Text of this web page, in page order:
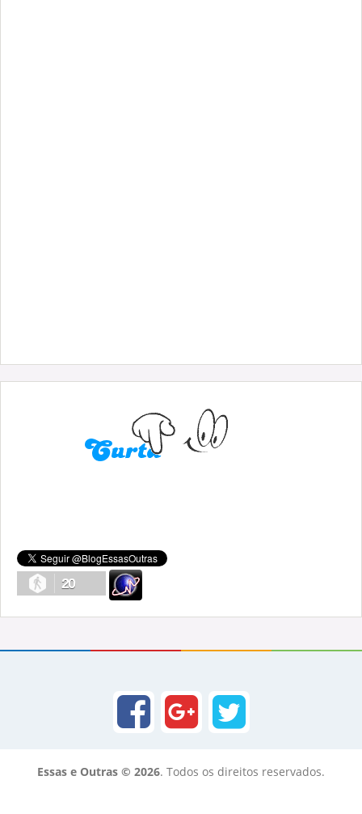
20
Essas e Outras © 2026. Todos os direitos reservados.